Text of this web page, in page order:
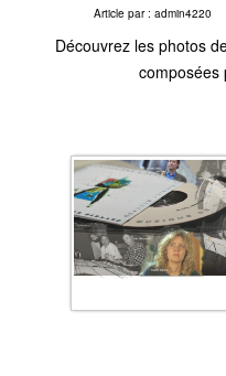
Article par : admin4220
Découvrez les photos
composées